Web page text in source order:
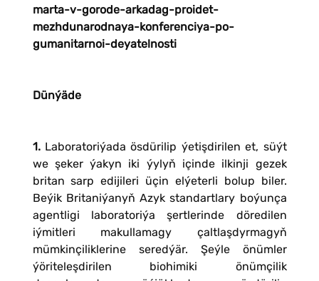
marta-v-gorode-arkadag-proidet-
mezhdunarodnaya-konferenciya-po-
gumanitarnoi-deyatelnosti
Dünýäde
1. Laboratoriýada ösdürilip ýetişdirilen et, süýt
we şeker ýakyn iki ýylyň içinde ilkinji gezek
britan sarp edijileri üçin elýeterli bolup biler.
Beýik Britaniýanyň Azyk standartlary boýunça
agentligi laboratoriýa şertlerinde döredilen
iýmitleri makullamagy çaltlaşdyrmagyň
mümkinçiliklerine seredýär. Şeýle önümler
ýöriteleşdirilen biohimiki önümçilik